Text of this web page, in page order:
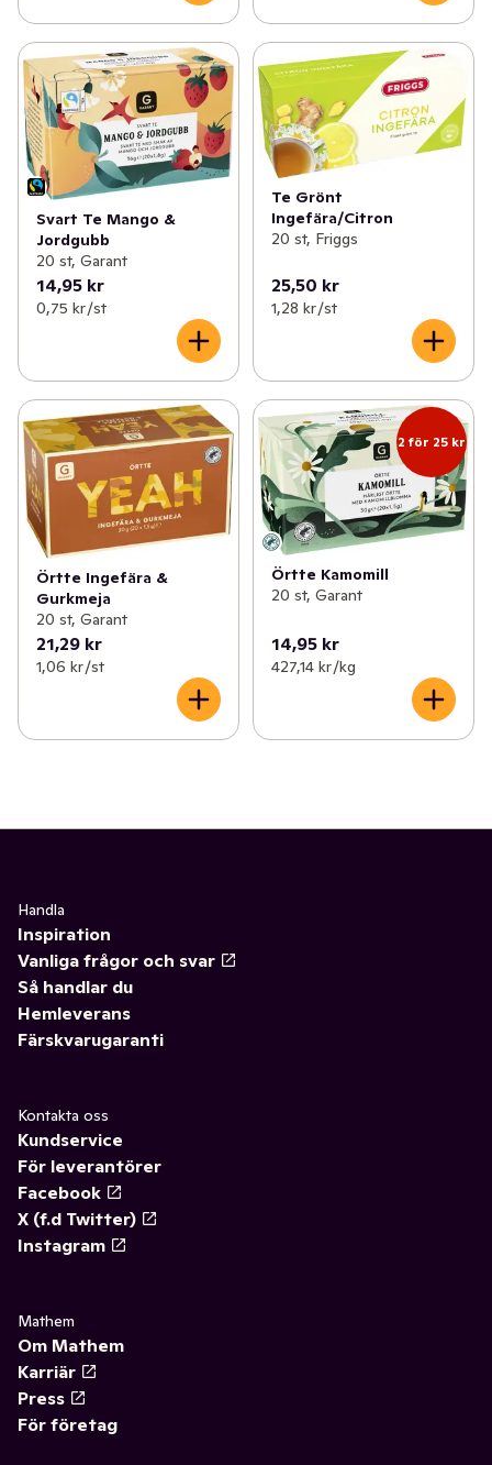
Svart Te Mango &
Jordgubb
20 st, Garant
14,95 kr
0,75 kr /st
Te Grönt
Ingefära/Citron
20 st, Friggs
25,50 kr
1,28 kr /st
Örtte Ingefära &
Gurkmeja
20 st, Garant
21,29 kr
1,06 kr /st
2 för 25 kr
Örtte Kamomill
20 st, Garant
14,95 kr
427,14 kr /kg
Handla
Inspiration
Vanliga frågor och svar
Så handlar du
Hemleverans
Färskvarugaranti
Kontakta oss
Kundservice
För leverantörer
Facebook
X (f.d Twitter)
Instagram
Mathem
Om Mathem
Karriär
Press
För företag